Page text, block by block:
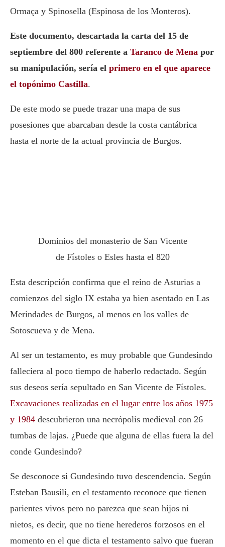
Ormaça y Spinosella (Espinosa de los Monteros).
Este documento, descartada la carta del 15 de
septiembre del 800 referente a Taranco de Mena por
su manipulación, sería el primero en el que aparece
el topónimo Castilla.
De este modo se puede trazar una mapa de sus
posesiones que abarcaban desde la costa cantábrica
hasta el norte de la actual provincia de Burgos.
Dominios del monasterio de San Vicente
de Fístoles o Esles hasta el 820
Esta descripción confirma que el reino de Asturias a
comienzos del siglo IX estaba ya bien asentado en Las
Merindades de Burgos, al menos en los valles de
Sotoscueva y de Mena.
Al ser un testamento, es muy probable que Gundesindo
falleciera al poco tiempo de haberlo redactado. Según
sus deseos sería sepultado en San Vicente de Fístoles.
Excavaciones realizadas en el lugar entre los años 1975
y 1984 descubrieron una necrópolis medieval con 26
tumbas de lajas. ¿Puede que alguna de ellas fuera la del
conde Gundesindo?
Se desconoce si Gundesindo tuvo descendencia. Según
Esteban Bausili, en el testamento reconoce que tienen
parientes vivos pero no parezca que sean hijos ni
nietos, es decir, que no tiene herederos forzosos en el
momento en el que dicta el testamento salvo que fueran